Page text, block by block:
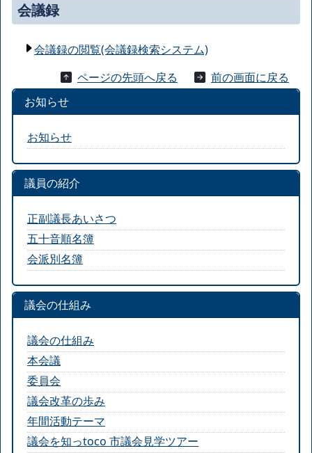
会議録
会議録の閲覧(会議録検索システム)
ページの先頭へ戻る
前の画面に戻る
お知らせ
お知らせ
議員の紹介
正副議長あいさつ
五十音順名簿
会派別名簿
議会の仕組み
議会の仕組み
本会議
委員会
議会改革の歩み
年間活動テーマ
議会を知っtoco 市議会見学ツアー